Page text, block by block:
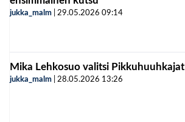
jukka_malm 29.05.2026 09:14
Mika Lehkosuo valitsi Pikkuhuuhkajat
jukka_malm 28.05.2026 13:26